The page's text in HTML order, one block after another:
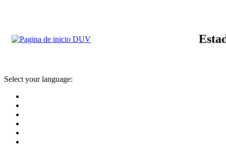
Select your language: